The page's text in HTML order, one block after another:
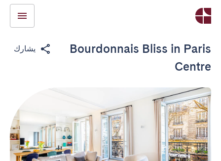
Bourdonnais Bliss in Paris
Centre
يشارك